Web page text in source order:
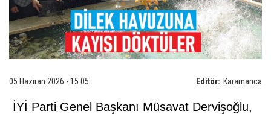
Editör: Karamanca
05 Haziran 2026 - 15:05
İYİ Parti Genel Başkanı Müsavat Dervişoğlu,